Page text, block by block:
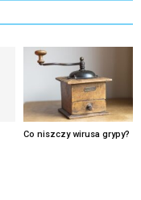
Co niszczy wirusa grypy?